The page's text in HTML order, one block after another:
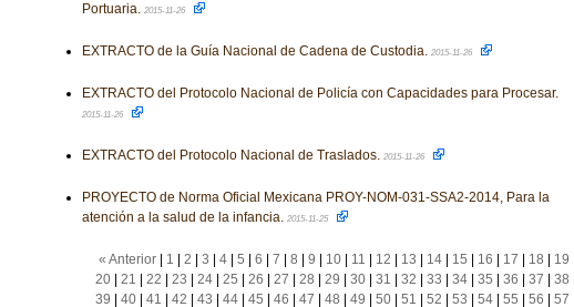
Portuaria. 2015-11-26
EXTRACTO de la Guía Nacional de Cadena de Custodia. 2015-11-26
EXTRACTO del Protocolo Nacional de Policía con Capacidades para Procesar.
2015-11-26
EXTRACTO del Protocolo Nacional de Traslados. 2015-11-26
PROYECTO de Norma Oficial Mexicana PROY-NOM-031-SSA2-2014, Para la
atención a la salud de la infancia. 2015-11-25
« Anterior| 1 2 3 4| 5 6 7 8 9 10| 11 12 13 14| 15 16 17 18 19
20| 21 22 23 24| 25 26 27 28 29 30| 31 32 33 34| 35 36 37 38
39
40| 41 42 43 44| 45 46 47 48 49 50| 51 52 53 54| 55 56 57